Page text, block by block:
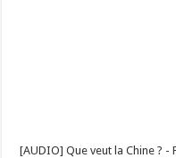
[AUDIO] Que veut la Chine ? -